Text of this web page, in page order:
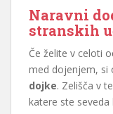
Naravni
stranskih
Če želite v celoti
med dojenjem, si
dojke. Zelišča v
katere ste seveda